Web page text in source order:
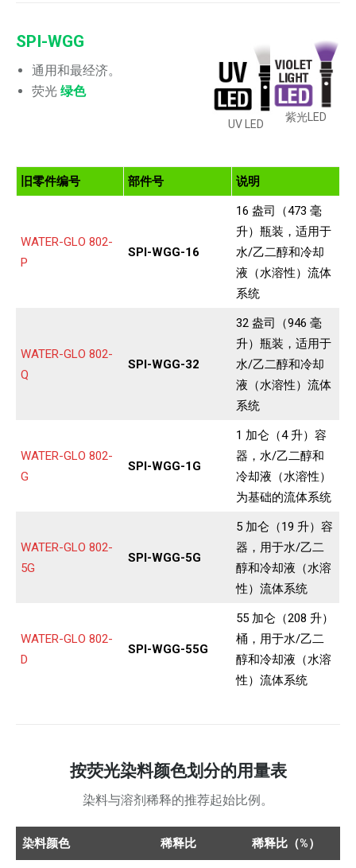
SPI-WGG
通用和最经济。
荧光 绿色
UV LED
紫光LED
旧零件编号 部件号 说明
WATER-GLO 802-
P
SPI-WGG-16
16 盎司（473 毫
升）瓶装，适用于
水/乙二醇和冷却
液（水溶性）流体
系统
WATER-GLO 802-
Q
SPI-WGG-32
32 盎司（946 毫
升）瓶装，适用于
水/乙二醇和冷却
液（水溶性）流体
系统
WATER-GLO 802-
G
SPI-WGG-1G
1 加仑（4 升）容
器，水/乙二醇和
冷却液（水溶性）
为基础的流体系统
WATER-GLO 802-
5G
SPI-WGG-5G
5 加仑（19 升）容
器，用于水/乙二
醇和冷却液（水溶
性）流体系统
WATER-GLO 802-
D
SPI-WGG-55G
55 加仑（208 升）
桶，用于水/乙二
醇和冷却液（水溶
性）流体系统
按荧光染料颜色划分的用量表
染料与溶剂稀释的推荐起始比例。
染料颜色 稀释比 稀释比（%）